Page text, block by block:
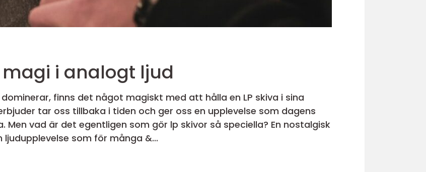
i analogt ljud
finns det något magiskt med att hålla en LP skiva i sina
tar oss tillbaka i tiden och ger oss en upplevelse som dagens
vad är det egentligen som gör lp skivor så speciella? En nostalgisk
ljudupplevelse som för många &...